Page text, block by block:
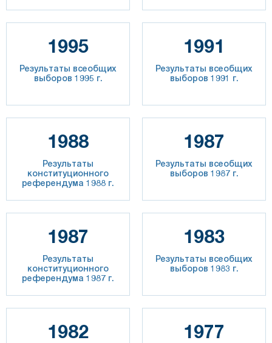
1995
Результаты всеобщих
выборов 1995 г.
1991
Результаты всеобщих
выборов 1991 г.
1988
Результаты
конституционного
референдума 1988 г.
1987
Результаты всеобщих
выборов 1987 г.
1987
Результаты
конституционного
референдума 1987 г.
1983
Результаты всеобщих
выборов 1983 г.
1982 1977